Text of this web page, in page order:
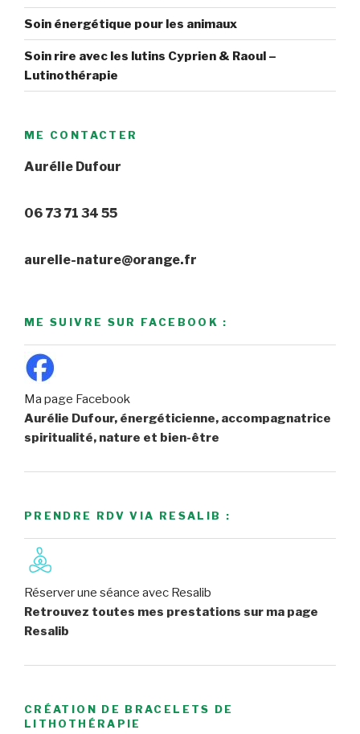
Soin énergétique pour les animaux
Soin rire avec les lutins Cyprien & Raoul –
Lutinothérapie
ME CONTACTER
Aurélie Dufour
06 73 71 34 55
aurelie-nature@orange.fr
ME SUIVRE SUR FACEBOOK :
Ma page Facebook
Aurélie Dufour, énergéticienne, accompagnatrice
spiritualité, nature et bien-être
PRENDRE RDV VIA RESALIB :
Réserver une séance avec Resalib
Retrouvez toutes mes prestations sur ma page
Resalib
CRÉATION DE BRACELETS DE
LITHOTHÉRAPIE